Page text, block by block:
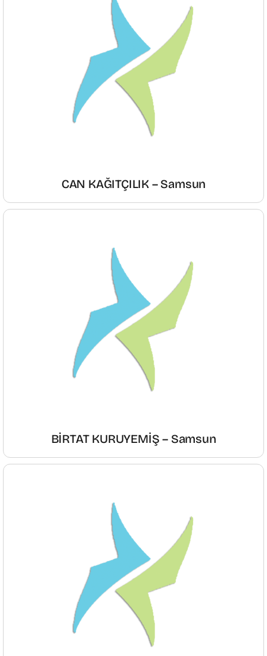
CAN KAĞITÇILIK – Samsun
BİRTAT KURUYEMİŞ – Samsun